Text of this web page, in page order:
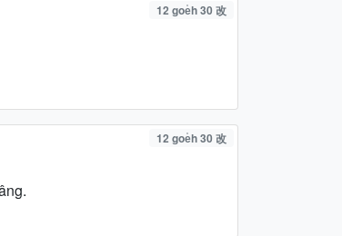
12 goe̍h 30 改
12 goe̍h 30 改